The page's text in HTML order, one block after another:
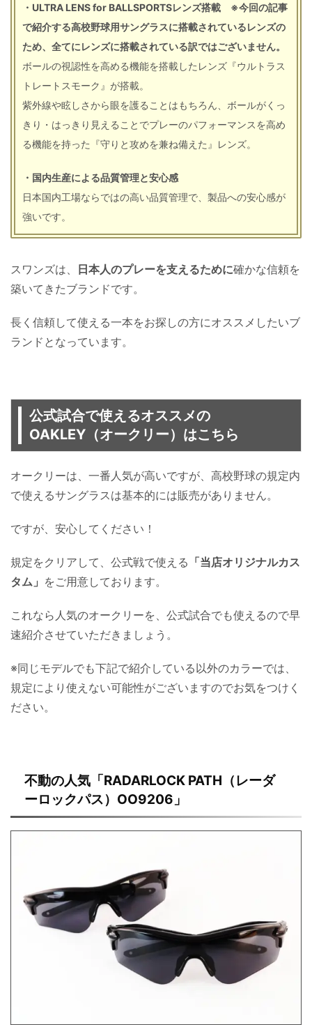
・ULTRA LENS for BALLSPORTSレンズ搭載 ※今回の記事
で紹介する高校野球用サングラスに搭載されているレンズの
ため、全てにレンズに搭載されている訳ではございません。
ボールの視認性を高める機能を搭載したレンズ『ウルトラス
トレートスモーク』が搭載。
紫外線や眩しさから眼を護ることはもちろん、ボールがくっ
きり・はっきり見えることでプレーのパフォーマンスを高め
る機能を持った『守りと攻めを兼ね備えた』レンズ。
・国内生産による品質管理と安心感
日本国内工場ならではの高い品質管理で、製品への安心感が
強いです。
スワンズは、 日本人のプレーを支えるために確かな信頼を
築いてきたブランドです。
長く信頼して使える一本をお探しの方にオススメしたいブ
ランドとなっています。
公式試合で使えるオススメの
OAKLEY（オークリー）はこちら
オークリーは、一番人気が高いですが、高校野球の規定内
で使えるサングラスは基本的には販売がありません。
ですが、安心してください！
規定をクリアして、公式戦で使える 「当店オリジナルカス
タム」 をご用意しております。
これなら人気のオークリーを、公式試合でも使えるので早
速紹介させていただきましょう。
※同じモデルでも下記で紹介している以外のカラーでは、
規定により使えない可能性がございますのでお気をつけく
ださい。
不動の人気「RADARLOCK PATH（レーダ
ーロックパス）OO9206」